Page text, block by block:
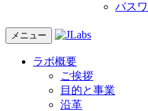
パス
メニュー
ラボ概要
ご挨拶
目的と事業
沿革